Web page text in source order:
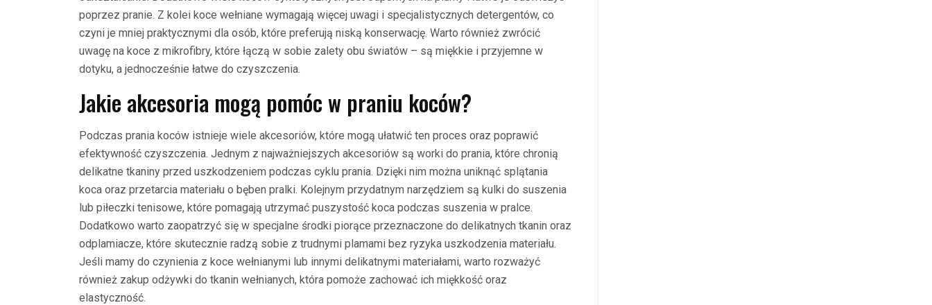
poprzez pranie. Z kolei koce wełniane wymagają więcej uwagi i specjalistycznych detergentów, co
czyni je mniej praktycznymi dla osób, które preferują niską konserwację. Warto również zwrócić
uwagę na koce z mikrofibry, które łączą w sobie zalety obu światów – są miękkie i przyjemne w
dotyku, a jednocześnie łatwe do czyszczenia.
Jakie akcesoria mogą pomóc w praniu koców?
Podczas prania koców istnieje wiele akcesoriów, które mogą ułatwić ten proces oraz poprawić
efektywność czyszczenia. Jednym z najważniejszych akcesoriów są worki do prania, które chronią
delikatne tkaniny przed uszkodzeniem podczas cyklu prania. Dzięki nim można uniknąć splątania
koca oraz przetarcia materiału o bęben pralki. Kolejnym przydatnym narzędziem są kulki do suszenia
lub piłeczki tenisowe, które pomagają utrzymać puszystość koca podczas suszenia w pralce.
Dodatkowo warto zaopatrzyć się w specjalne środki piorące przeznaczone do delikatnych tkanin oraz
odplamiacze, które skutecznie radzą sobie z trudnymi plamami bez ryzyka uszkodzenia materiału.
Jeśli mamy do czynienia z koce wełnianymi lub innymi delikatnymi materiałami, warto rozważyć
również zakup odżywki do tkanin wełnianych, która pomoże zachować ich miękkość oraz
elastyczność.